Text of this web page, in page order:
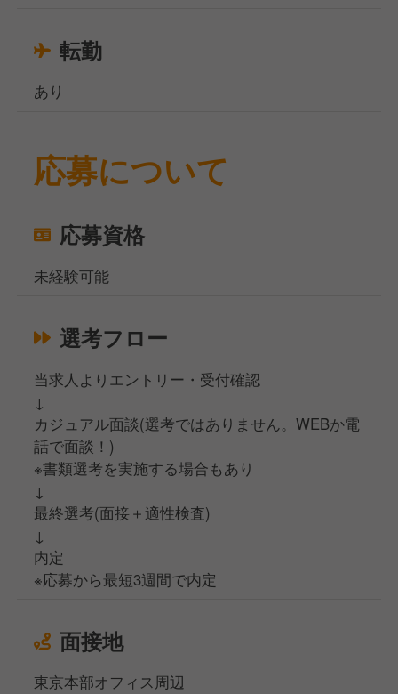
転勤
あり
応募について
応募資格
未経験可能
選考フロー
当求人よりエントリー・受付確認
↓
カジュアル面談(選考ではありません。WEBか電
話で面談！)
※書類選考を実施する場合もあり
↓
最終選考(面接＋適性検査)
↓
内定
※応募から最短3週間で内定
面接地
東京本部オフィス周辺